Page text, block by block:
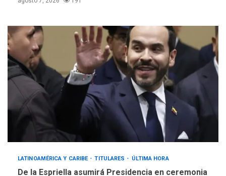
LATINOAMÉRICA Y CARIBE TITULARES ÚLTIMA HORA
De la Espriella asumirá Presidencia en ceremonia